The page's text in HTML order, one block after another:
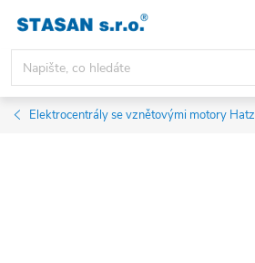
obsah
Elektrocentrály se vznětovými motory Hatz